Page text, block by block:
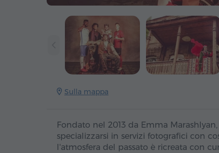
Sulla mappa
Fondato nel 2013 da Emma
specializzarsi in servizi fotografici con
l'atmosfera del passato è ricreata con